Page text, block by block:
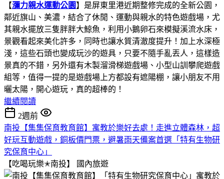
【瀰力親水運動公園】是屏東里港近期整修完成的全新公園，
鄰近旗山、美濃，結合了休閒、運動與親水的特色遊戲場，尤
其親水擺放三隻胖胖大鯨魚，利用小鵝卵石來模擬溪流水床，
景觀看起來美化許多，同時也讓水質清澈度提升！加上水深極
淺，這些石頭也變成玩沙的遊具，只要不隨手亂丟人，這樣造
景真的不錯，另外還有木製溜滑梯遊戲場、小型山訓攀爬遊戲
組等，值得一提的是遊戲場上方都設有遮陽棚，讓小朋友不用
曬太陽，開心遊玩，真的超棒的！
繼續閱讀
2週前
南投【集集保育教育館】寓教於樂好去處！走進立體森林，超
好玩互動遊戲，銅板價門票，避暑雨天備案首選「特有生物研
究保育中心」
【吃喝玩樂✭南投】
國內旅遊